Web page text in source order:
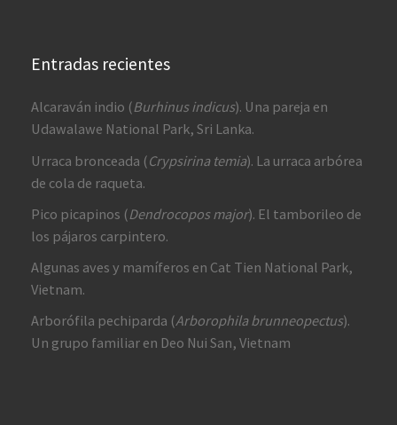
Entradas recientes
Alcaraván indio (Burhinus indicus). Una pareja en
Udawalawe National Park, Sri Lanka.
Urraca bronceada (Crypsirina temia). La urraca arbórea
de cola de raqueta.
Pico picapinos (Dendrocopos major). El tamborileo de
los pájaros carpintero.
Algunas aves y mamíferos en Cat Tien National Park,
Vietnam.
Arborófila pechiparda (Arborophila brunneopectus).
Un grupo familiar en Deo Nui San, Vietnam